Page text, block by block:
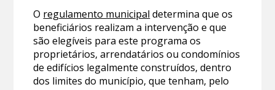
O regulamento municipal determina que os
beneficiários realizam a intervenção e que
são elegíveis para este programa os
proprietários, arrendatários ou condomínios
de edifícios legalmente construídos, dentro
dos limites do município, que tenham, pelo